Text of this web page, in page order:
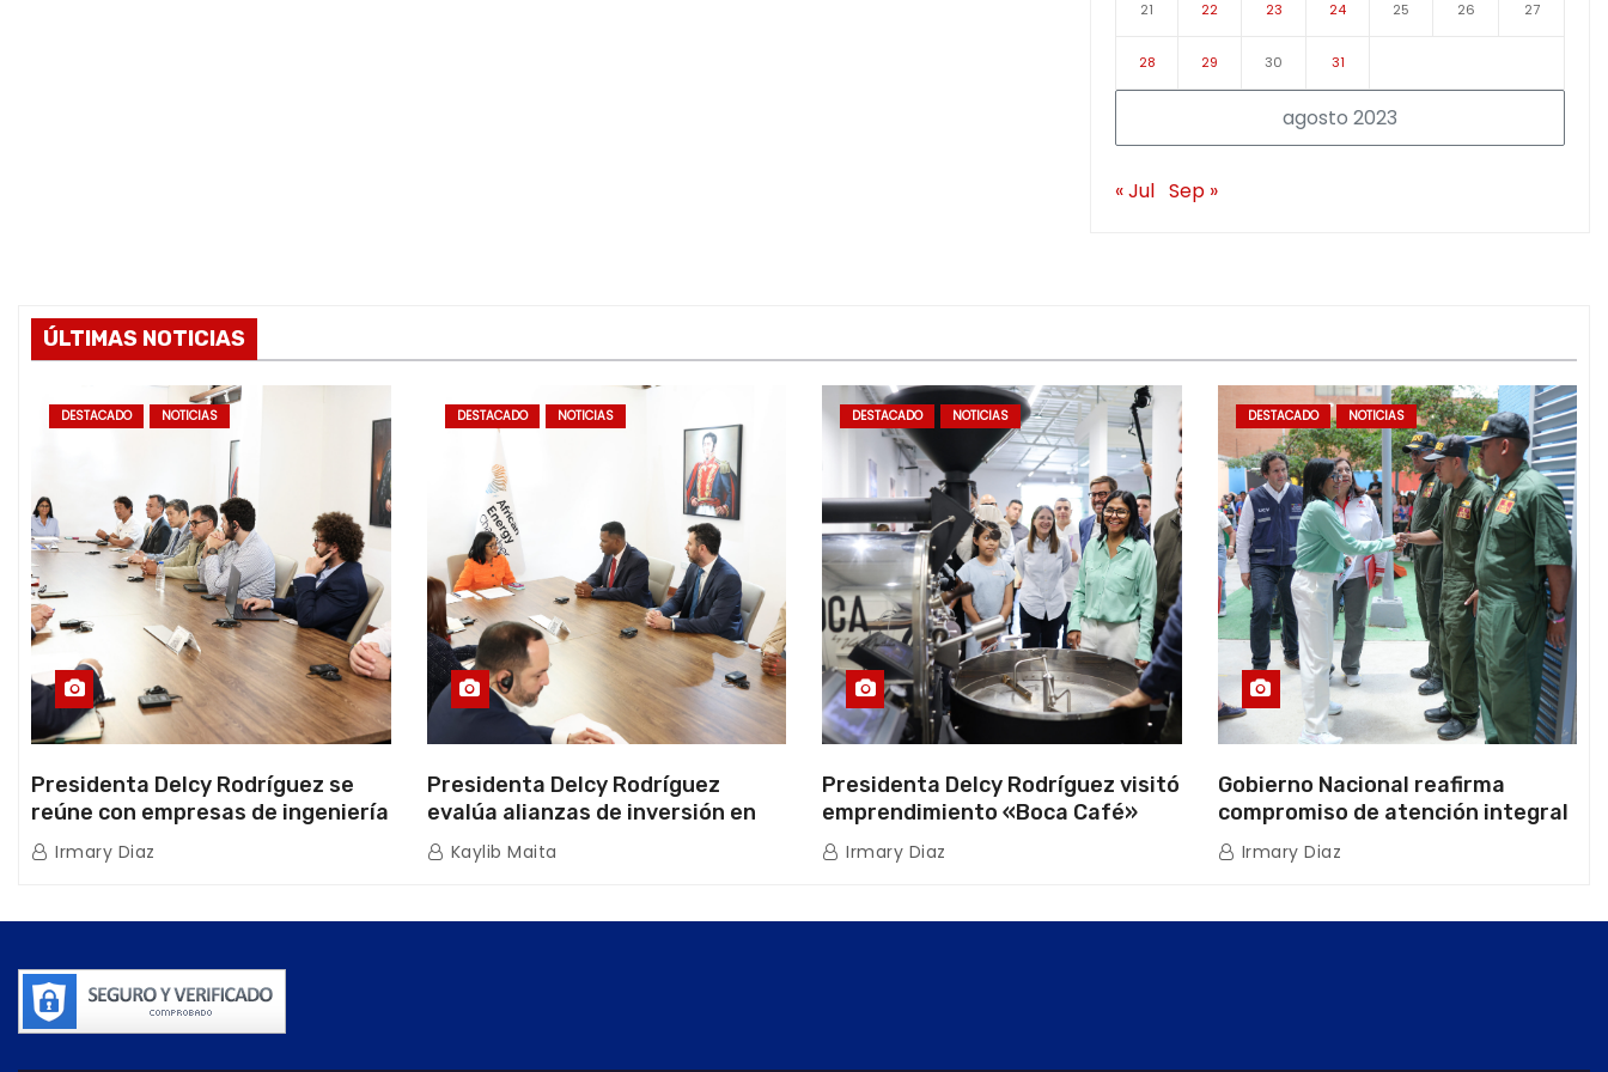
n
agosto 2023
21 22 23 24 25 26 27
28 29 30 31
« Jul Sep »
ÚLTIMAS NOTICIAS
DESTACADO NOTICIAS
Presidenta Delcy Rodríguez se
reúne con empresas de ingeniería
sísmica Miyamoto International y
TFI Solutions
Irmary Diaz
DESTACADO NOTICIAS
Presidenta Delcy Rodríguez
evalúa alianzas de inversión en
hidrocarburos con Cámara
Africana de Energía
Kaylib Maita
DESTACADO NOTICIAS
Presidenta Delcy Rodríguez visitó
emprendimiento «Boca Café»
que impulsa la producción
nacional hacia mercados
Irmary Diaz
DESTACADO NOTICIAS
Gobierno Nacional reafirma
compromiso de atención integral
a la población venezolana tras
doblete sísmico
Irmary Diaz